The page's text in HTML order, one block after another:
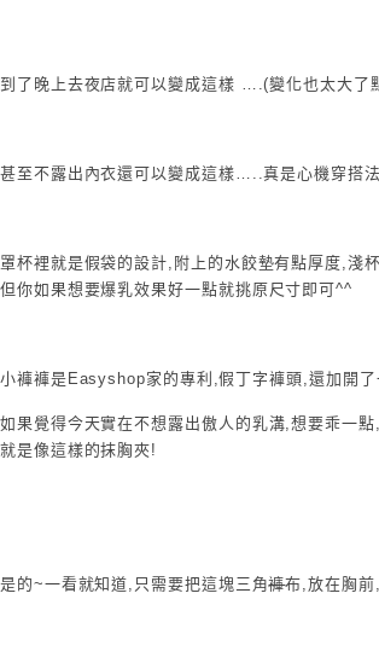
到了晚上去夜店就可以變成這樣 ….(變化也太大了
甚至不露出內衣還可以變成這樣…..真是心機穿搭
罩杯裡就是假袋的設計,附上的水餃墊有點厚度,淺
但你如果想要爆乳效果好一點就挑原尺寸即可^^
小褲褲是Easyshop家的專利,假丁字褲頭,還加開了
如果覺得今天實在不想露出傲人的乳溝,想要乖一
就是像這樣的抹胸夾!
是的~一看就知道,只需要把這塊三角褲布,放在胸